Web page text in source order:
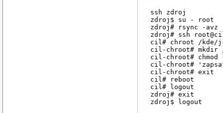
ssh zdroj
zdroj$ su - root
zdroj# rsync -
zdroj# ssh
cil# chroot /kde/
cil-chroot# mkdir
cil-chroot# chmod
cil-chroot#
cil-chroot# exit
cil# reboot
cil# logout
zdroj# exit